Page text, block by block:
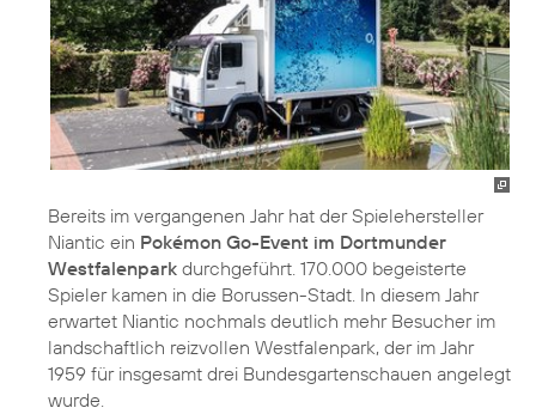
Bereits im vergangenen Jahr hat der Spielehersteller
Niantic ein Pokémon Go-Event im Dortmunder
Westfalenpark durchgeführt. 170.000 begeisterte
Spieler kamen in die Borussen-Stadt. In diesem Jahr
erwartet Niantic nochmals deutlich mehr Besucher im
landschaftlich reizvollen Westfalenpark, der im Jahr
1959 für insgesamt drei Bundesgartenschauen angelegt
wurde.